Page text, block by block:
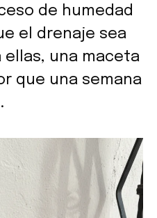
de humedad
el drenaje sea
ellas, una maceta
que una semana